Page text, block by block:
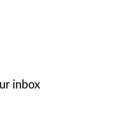
inbox